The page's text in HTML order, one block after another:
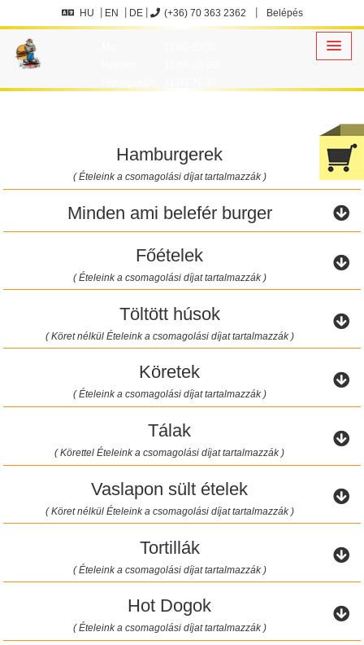
HU EN DE (+36) 70 363 2362 Belépés
Hamburgerek
( Ételeink a csomagolási díjat tartalmazzák )
Minden ami belefér burger
Főételek
( Ételeink a csomagolási díjat tartalmazzák )
Töltött húsok
( Köret nélkül Ételeink a csomagolási díjat tartalmazzák )
Köretek
( Ételeink a csomagolási díjat tartalmazzák )
Tálak
( Körettel Ételeink a csomagolási díjat tartalmazzák )
Vaslapon sült ételek
( Köret nélkül Ételeink a csomagolási díjat tartalmazzák )
Tortillák
( Ételeink a csomagolási díjat tartalmazzák )
Hot Dogok
( Ételeink a csomagolási díjat tartalmazzák )